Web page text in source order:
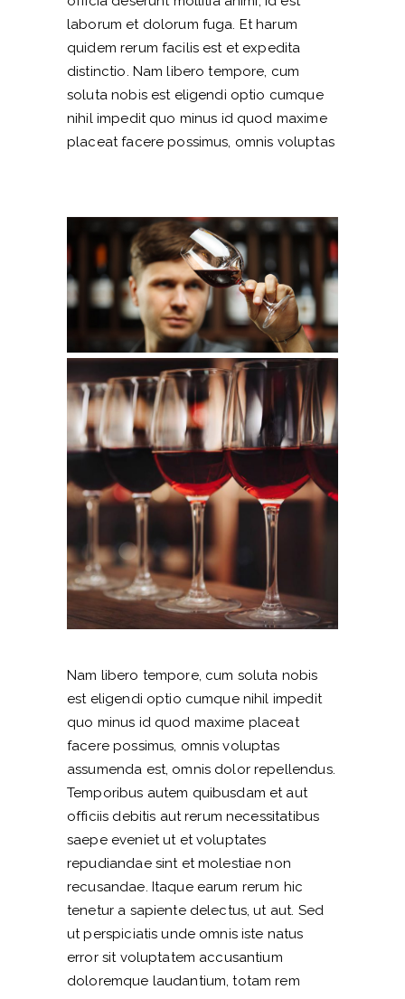
laborum et dolorum fuga. Et harum
quidem rerum facilis est et expedita
distinctio. Nam libero tempore, cum
soluta nobis est eligendi optio cumque
nihil impedit quo minus id quod maxime
placeat facere possimus, omnis voluptas
Nam libero tempore, cum soluta nobis
est eligendi optio cumque nihil impedit
quo minus id quod maxime placeat
facere possimus, omnis voluptas
assumenda est, omnis dolor repellendus.
Temporibus autem quibusdam et aut
officiis debitis aut rerum necessitatibus
saepe eveniet ut et voluptates
repudiandae sint et molestiae non
recusandae. Itaque earum rerum hic
tenetur a sapiente delectus, ut aut. Sed
ut perspiciatis unde omnis iste natus
error sit voluptatem accusantium
doloremque laudantium, totam rem